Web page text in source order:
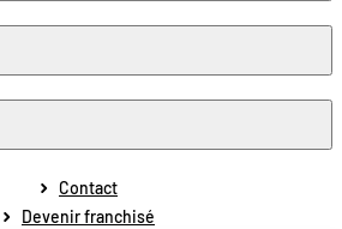
Contact
Devenir franchisé